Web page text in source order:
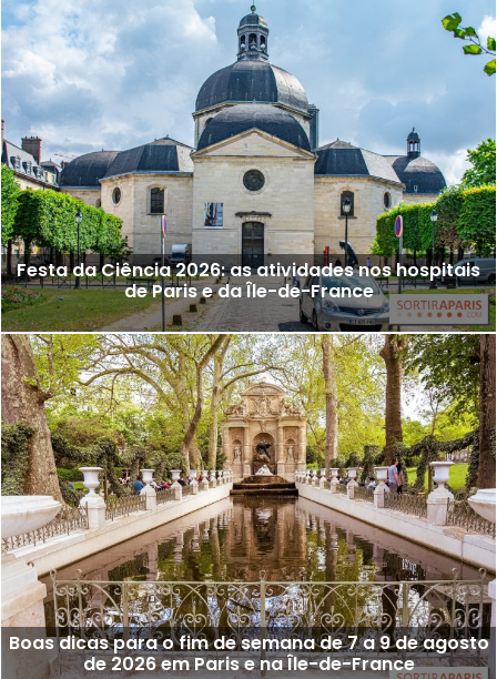
Festa da Ciência 2026: as atividades nos hospitais
de Paris e da Île-de-France
Boas dicas para o fim de semana de 7 a 9 de agosto
de 2026 em Paris e na Île-de-France